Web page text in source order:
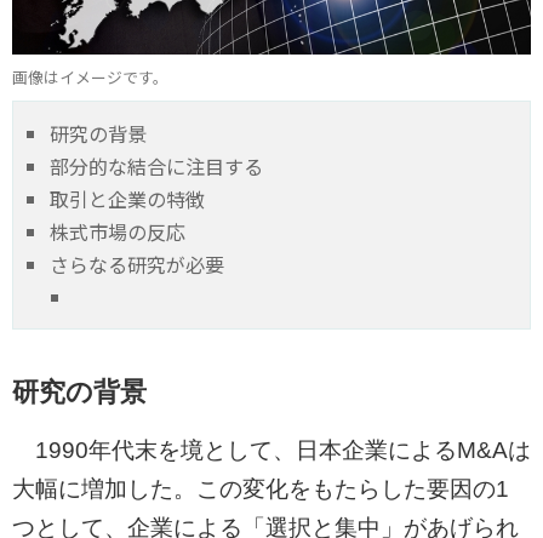
画像はイメージです。
研究の背景
部分的な結合に注目する
取引と企業の特徴
株式市場の反応
さらなる研究が必要
研究の背景
1990年代末を境として、日本企業によるM&Aは
大幅に増加した。この変化をもたらした要因の1
つとして、企業による「選択と集中」があげられ